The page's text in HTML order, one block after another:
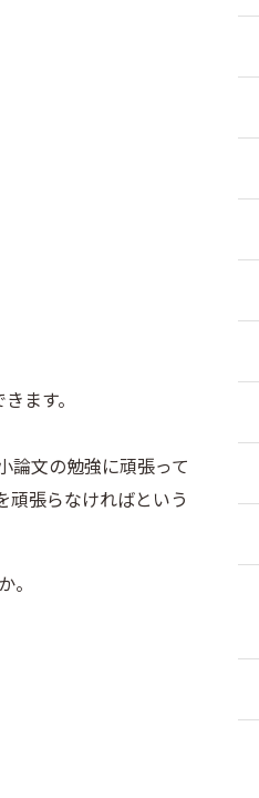
ます。
論文の勉強に頑張って
頑張らなければという
。